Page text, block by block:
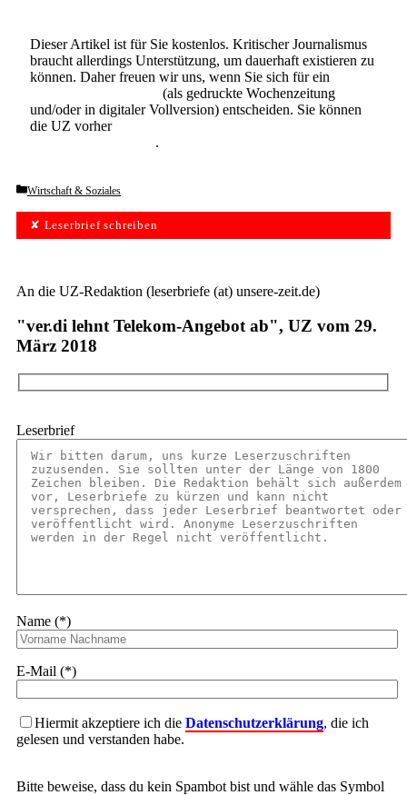
Dieser Artikel ist für Sie kostenlos. Kritischer Journalismus
braucht allerdings Unterstützung, um dauerhaft existieren zu
können. Daher freuen wir uns, wenn Sie sich für ein
(als gedruckte Wochenzeitung
und/oder in digitaler Vollversion) entscheiden. Sie können
die UZ vorher
.
Categories
Wirtschaft & Soziales
✘ Leserbrief schreiben
An die UZ-Redaktion (leserbriefe (at) unsere-zeit.de)
"ver.di lehnt Telekom-Angebot ab", UZ vom 29.
März 2018
Leserbrief
Name (*)
E-Mail (*)
Hiermit akzeptiere ich die Datenschutzerklärung, die ich
gelesen und verstanden habe.
Bitte beweise, dass du kein Spambot bist und wähle das Symbol